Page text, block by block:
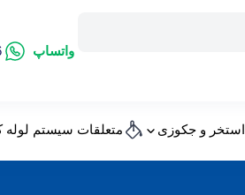
واتساپ
استخر و جکوزی متعلقات سیستم